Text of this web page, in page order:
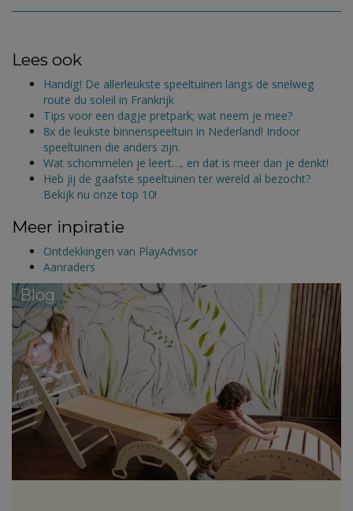
Lees ook
Handig! De allerleukste speeltuinen langs de snelweg
route du soleil in Frankrijk
Tips voor een dagje pretpark; wat neem je mee?
8x de leukste binnenspeeltuin in Nederland! Indoor
speeltuinen die anders zijn.
Wat schommelen je leert…, en dat is meer dan je denkt!
Heb jij de gaafste speeltuinen ter wereld al bezocht?
Bekijk nu onze top 10!
Meer inpiratie
Ontdekkingen van PlayAdvisor
Aanraders
Blog